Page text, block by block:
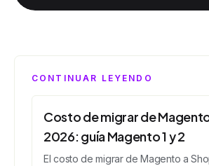
CONTINUAR LEYENDO
Costo de migrar de
2026: guía Magento 1 y 2
El costo de migrar de Magento a